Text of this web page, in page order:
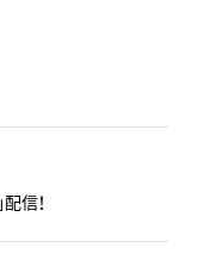
信！